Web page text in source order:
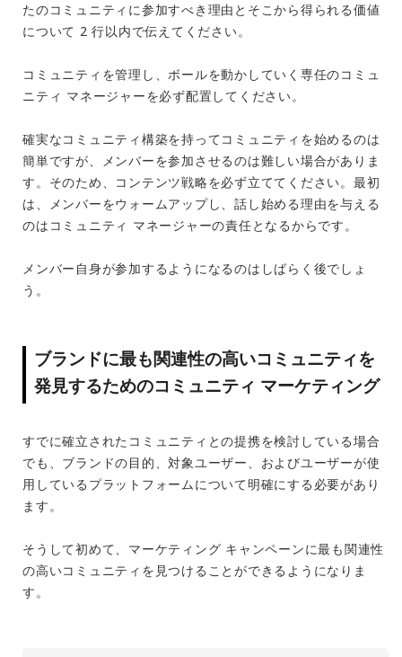
たのコミュニティに参加すべき理由とそこから得られる価値
について 2 行以内で伝えてください。
コミュニティを管理し、ボールを動かしていく専任のコミュ
ニティ マネージャーを必ず配置してください。
確実なコミュニティ構築を持ってコミュニティを始めるのは
簡単ですが、メンバーを参加させるのは難しい場合がありま
す。そのため、コンテンツ戦略を必ず立ててください。最初
は、メンバーをウォームアップし、話し始める理由を与える
のはコミュニティ マネージャーの責任となるからです。
メンバー自身が参加するようになるのはしばらく後でしょ
う。
ブランドに最も関連性の高いコミュニティを
発見するためのコミュニティ マーケティング
すでに確立されたコミュニティとの提携を検討している場合
でも、ブランドの目的、対象ユーザー、およびユーザーが使
用しているプラ​​ットフォームについて明確にする必要があり
ます。
そうして初めて、マーケティング キャンペーンに最も関連性
の高いコミュニティを見つけることができるようになりま
す。